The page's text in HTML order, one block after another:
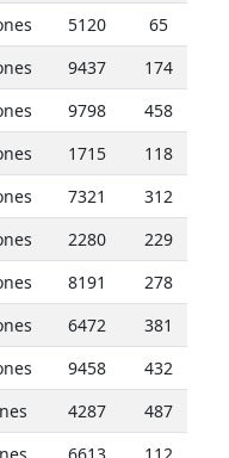
5120
65
9437
174
9798
458
1715
118
7321
312
2280
229
8191
278
6472
381
9458
432
4287
487